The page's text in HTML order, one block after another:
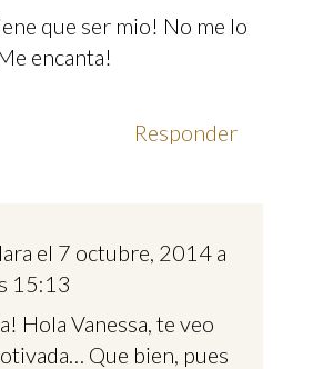
que ser mio! No me lo
encanta!
Responder
el 7 octubre, 2014 a
15:13
Hola Vanessa, te veo
Que bien, pues